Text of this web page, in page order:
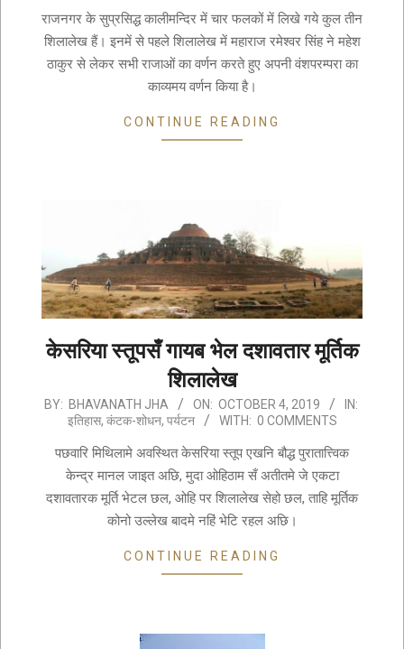
30
राजनगर के सुप्रसिद्ध कालीमन्दिर में चार फलकों में लिखे गये कुल तीन
शिलालेख हैं। इनमें से पहले शिलालेख में महाराज रमेश्वर सिंह ने महेश
ठाकुर से लेकर सभी राजाओं का वर्णन करते हुए अपनी वंशपरम्परा का
काव्यमय वर्णन किया है।
CONTINUE READING
केसरिया स्तूपसँ गायब भेल दशावतार मूर्तिक
शिलालेख
2019-
BY: BHAVANATH JHA ON: OCTOBER 4, 2019
IN:
इतिहास, कंटक-शोधन, पर्यटन WITH: 0 COMMENTS
पछवारि मिथिलामे अवस्थित केसरिया स्तूप एखनि बौद्ध पुरातात्त्विक
केन्द्र मानल जाइत अछि, मुदा ओहिठाम सँ अतीतमे जे एकटा
दशावतारक मूर्ति भेटल छल, ओहि पर शिलालेख सेहो छल, ताहि मूर्तिक
कोनो उल्लेख बादमे नहिं भेटि रहल अछि।
CONTINUE READING